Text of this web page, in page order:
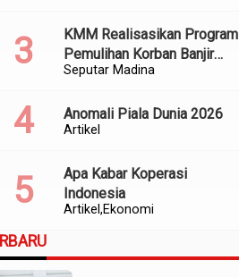
Seputar Madina
KMM Realisasikan Program
Pemulihan Korban Banjir
dan Longsor di Kabupaten
Artikel
Anomali Piala Dunia 2026
Artikel Ekonomi
Apa Kabar Koperasi
Indonesia